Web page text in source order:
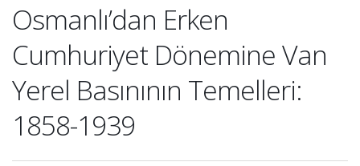
Osmanlı’dan Erken
Cumhuriyet Dönemine Van
Yerel Basınının Temelleri:
1858-1939